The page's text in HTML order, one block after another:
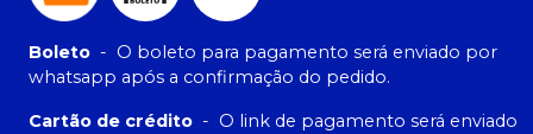
Boleto - O boleto para pagamento será enviado por
whatsapp após a confirmação do pedido.
Cartão de crédito - O link de pagamento será enviado